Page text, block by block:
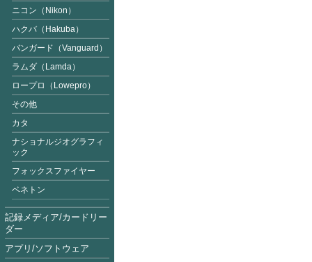
ニコン（Nikon）
ハクバ（Hakuba）
バンガード（Vanguard ）
ラムダ（Lamda）
ロープロ（Lowepro）
その他
カタ
ナショナルジオグラフィ
ック
フォックスファイヤー
ベネトン
記録メディア/カードリー
ダー
アプリ/ソフトウェア